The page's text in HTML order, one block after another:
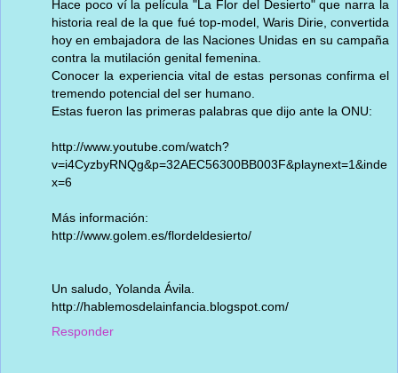
Hace poco ví la película "La Flor del Desierto" que narra la
historia real de la que fué top-model, Waris Dirie, convertida
hoy en embajadora de las Naciones Unidas en su campaña
contra la mutilación genital femenina.
Conocer la experiencia vital de estas personas confirma el
tremendo potencial del ser humano.
Estas fueron las primeras palabras que dijo ante la ONU:
http://www.youtube.com/watch?
v=i4CyzbyRNQg&p=32AEC56300BB003F&playnext=1&inde
x=6
Más información:
http://www.golem.es/flordeldesierto/
Un saludo, Yolanda Ávila.
http://hablemosdelainfancia.blogspot.com/
Responder